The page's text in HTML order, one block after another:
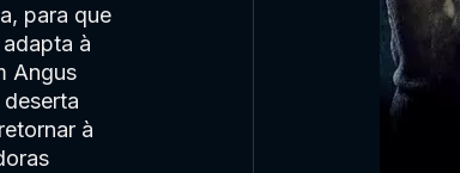
para que
à
Angus
à